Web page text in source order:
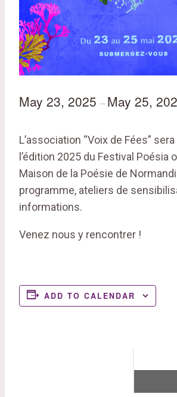
May 23, 2025 – May 25,
L’association “Voix de Fées”
l’édition 2025 du Festival Poésia
Maison de la Poésie de
programme, ateliers de
informations.
Venez nous y rencontrer !
ADD TO CALENDAR